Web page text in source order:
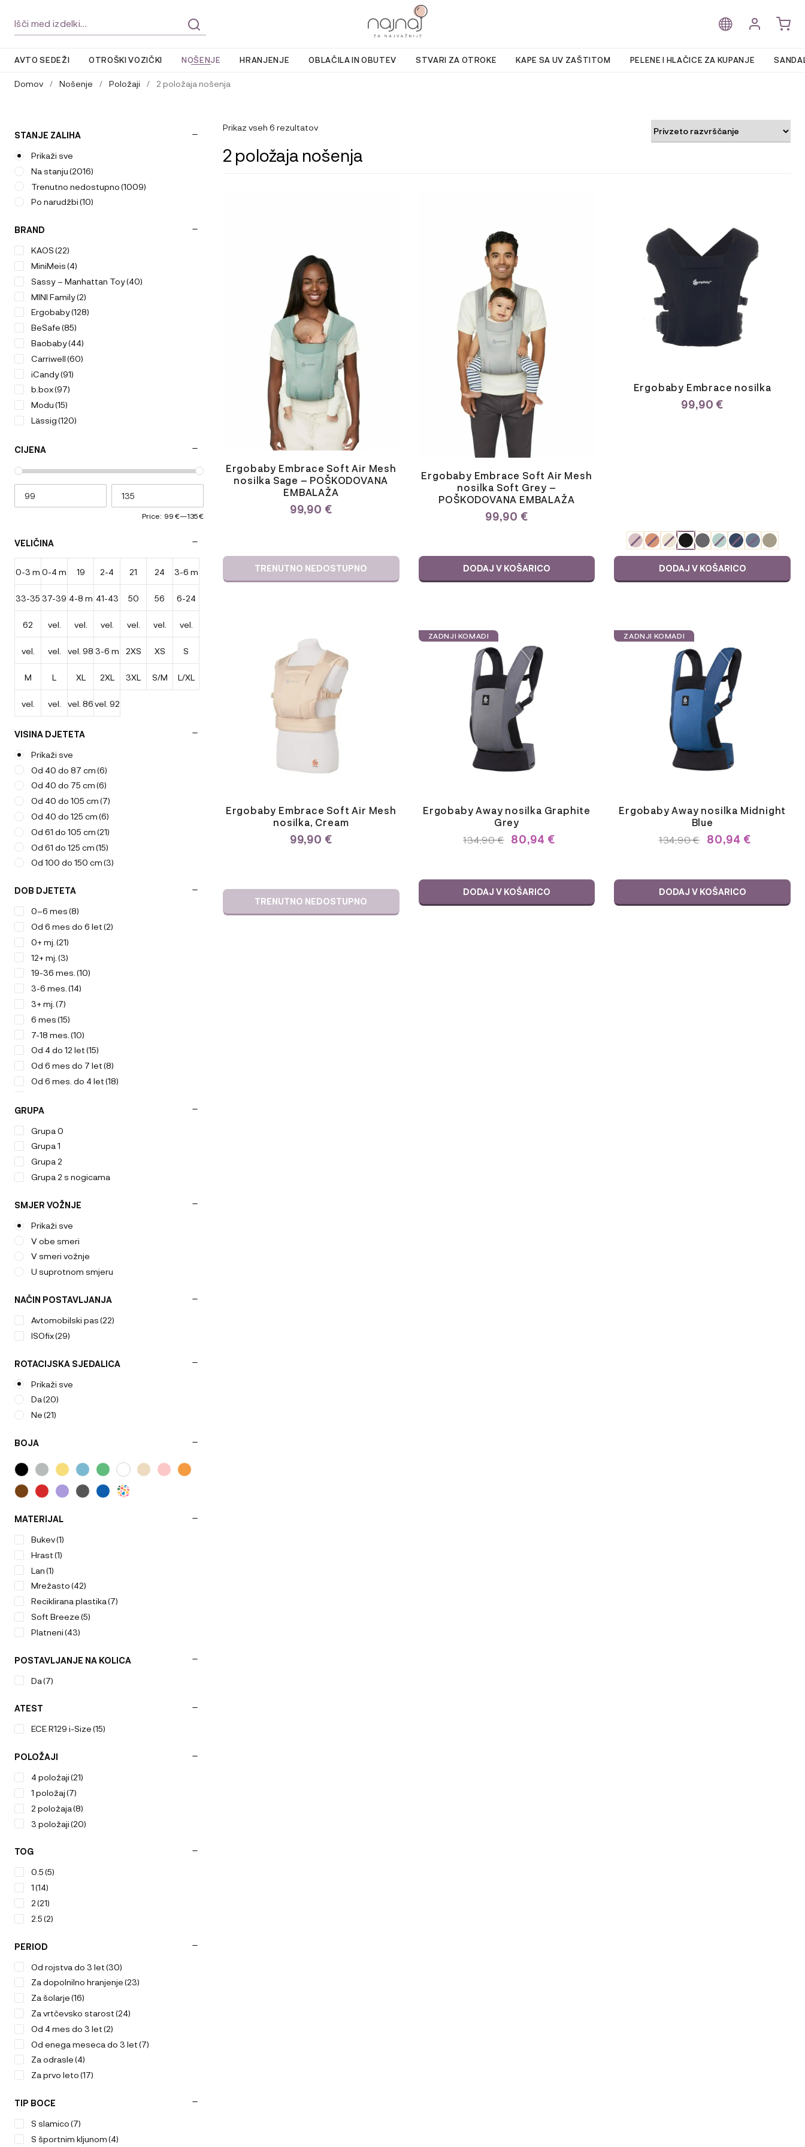
AVTO SEDEŽI OTROŠKI VOZIČKI NOŠENJE HRANJENJE OBLAČILA IN OBUTEV STVARI ZA OTROKE KAPE SA UV ZAŠTITOM PELENE I HLAČICE ZA KUPANJE
to
to
Domov / Nošenje / Položaji / 2 položaja nošenja
Prikaz vseh 6 rezultatov
2 položaja nošenja
Ergobaby Embrace Soft Air Mesh
nosilka Sage – POŠKODOVANA
EMBALAŽA
99,90 €
TRENUTNO NEDOSTUPNO
Ergobaby Embrace Soft Air Mesh
nosilka Soft Grey –
POŠKODOVANA EMBALAŽA
99,90 €
DODAJ V KOŠARICO
Ergobaby Embrace nosilka
99,90 €
Možnosti
ODABERITE
VARIJACIJU
DODAJ V KOŠARICO
Ergobaby Embrace Soft Air Mesh
nosilka, Cream
99,90 €
TRENUTNO NEDOSTUPNO
Ergobaby Away nosilka Graphite
Grey
IZVIRNA
134,90 €.
134,90€TRENUTNA
80,94 €
DODAJ V KOŠARICO
ZADNJI KOMADI
Ergobaby Away nosilka Midnight
Blue
IZVIRNA
134,90 €.
134,90€TRENUTNA
80,94 €
DODAJ V KOŠARICO
ZADNJI KOMADI
STANJE ZALIHA
Prikaži sve
Na stanju(2016)
Trenutno nedostupno(1009)
Po narudžbi(10)
BRAND
KAOS(22)
MiniMeis(4)
Sassy – Manhattan Toy(40)
MINI Family(2)
Ergobaby(128)
BeSafe(85)
Baobaby(44)
Carriwell(60)
iCandy(91)
b.box(97)
Modu(15)
Lässig(120)
Citron
V-COMB(2)
Sleepytroll
AeroMoov
AeroSleep(34)
CIJENA
Price: 99 €—135 €
VELIČINA
0-3 m 0-4 m 19 2-4
leta
21 24 3-6 m
33-35
cm
37-39
cm
4-8 m 41-43
cm
50 56 6-24
m
62 vel.
44-50
vel.
50-56
vel.
56-62
vel.
62/68
vel.
68/74
vel.
74/80
vel.
80/86
vel.
86/92
vel. 98 3-6 m 2XS XS S
M L XL 2XL 3XL S/M L/XL
vel.
62/68
vel.
74/80
vel. 86vel. 92
VISINA DJETETA
Prikaži sve
Od 40 do 87 cm(6)
Od 40 do 75 cm(6)
Od 40 do 105 cm(7)
Od 40 do 125 cm(6)
Od 61 do 105 cm(21)
Od 61 do 125 cm(15)
Od 100 do 150 cm(3)
DOB DJETETA
0–6 mes(8)
Od 6 mes do 6 let(2)
0+ mj. (21)
12+ mj. (3)
19-36 mes. (10)
3-6 mes. (14)
3+ mj. (7)
6 mes(15)
7-18 mes. (10)
Od 4 do 12 let(15)
Od 6 mes do 7 let(8)
Od 6 mes. do 4 let(18)
Od rojstva do 4. leta
Od rojstva do 6 leta
Od rojstva do 7 let
GRUPA
Grupa 0
Grupa 1
Grupa 2
Grupa 2 s nogicama
SMJER VOŽNJE
Prikaži sve
V obe smeri
V smeri vožnje
U suprotnom smjeru
NAČIN POSTAVLJANJA
Avtomobilski pas(22)
ISOfix(29)
ROTACIJSKA SJEDALICA
Prikaži sve
Da(20)
Ne(21)
BOJA
MATERIJAL
Bukev(1)
Hrast(1)
Lan(1)
Mrežasto(42)
Reciklirana plastika(7)
Soft Breeze(5)
Platneni(43)
POSTAVLJANJE NA KOLICA
Da(7)
ATEST
ECE R129 i-Size(15)
POLOŽAJI
4 položaji(21)
1 položaj(7)
2 položaja(8)
3 položaji(20)
TOG
0.5(5)
1(14)
2(21)
2.5(2)
PERIOD
Od rojstva do 3 let(30)
Za dopolnilno hranjenje(23)
Za šolarje(16)
Za vrtčevsko starost(24)
Od 4 mes do 3 let(2)
Od enega meseca do 3 let(7)
Za odrasle(4)
Za prvo leto(17)
TIP BOCE
S slamico(7)
S športnim kljunom(4)